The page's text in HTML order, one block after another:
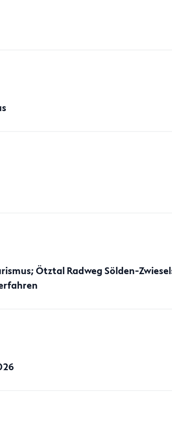
Ötztal Radweg Sölden-